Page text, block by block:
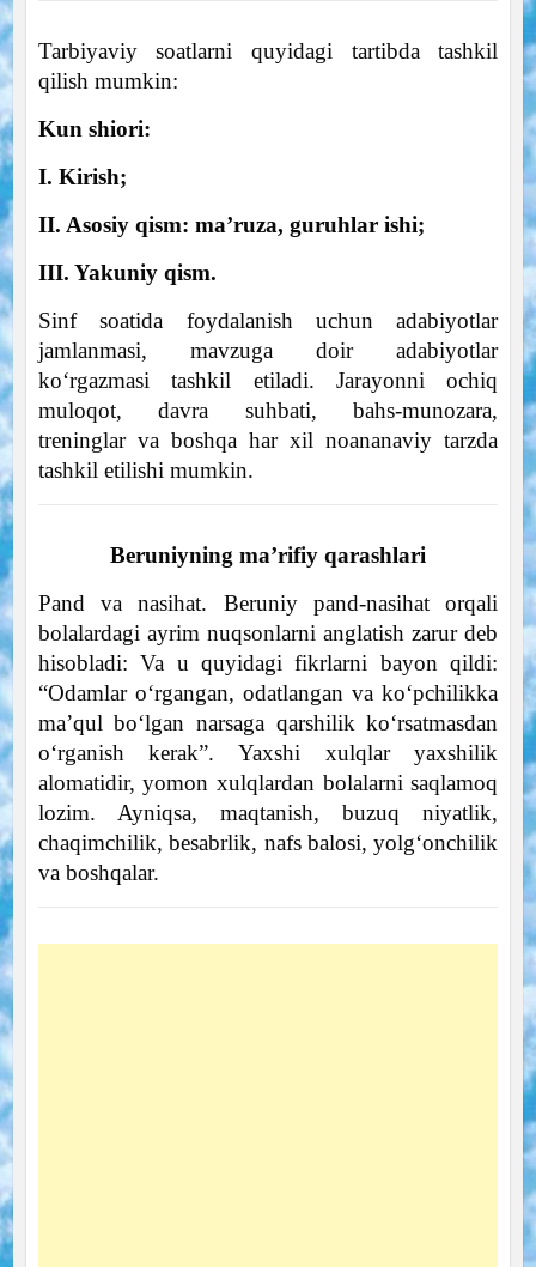
Tarbiyaviy soatlarni quyidagi tartibda tashkil
qilish mumkin:
Kun shiori:
I. Kirish;
II. Asosiy qism: ma’ruza, guruhlar ishi;
III. Yakuniy qism.
Sinf soatida foydalanish uchun adabiyotlar
jamlanmasi, mavzuga doir adabiyotlar
ko‘rgazmasi tashkil etiladi. Jarayonni ochiq
muloqot, davra suhbati, bahs-munozara,
treninglar va boshqa har xil noananaviy tarzda
tashkil etilishi mumkin.
Beruniyning ma’rifiy qarashlari
Pand va nasihat. Beruniy pand-nasihat orqali
bolalardagi ayrim nuqsonlarni anglatish zarur deb
hisobladi: Va u quyidagi fikrlarni bayon qildi:
“Odamlar o‘rgangan, odatlangan va ko‘pchilikka
ma’qul bo‘lgan narsaga qarshilik ko‘rsatmasdan
o‘rganish kerak”. Yaxshi xulqlar yaxshilik
alomatidir, yomon xulqlardan bolalarni saqlamoq
lozim. Ayniqsa, maqtanish, buzuq niyatlik,
chaqimchilik, besabrlik, nafs balosi, yolg‘onchilik
va boshqalar.